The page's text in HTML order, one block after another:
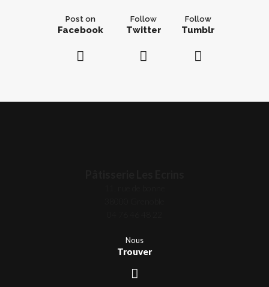
Post on
Facebook
Follow
Twitter
Follow
Tumblr
Nous
Trouver